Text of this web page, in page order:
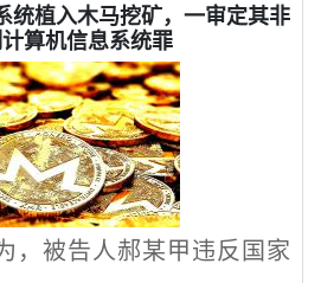
统植入木马挖矿，一审定其非
算机信息系统罪
，被告人郝某甲违反国家